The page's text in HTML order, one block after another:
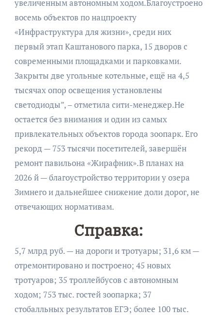
увеличенным автономным ходом.Благоустроено
восемь объектов по нацпроекту
«Инфраструктура для жизни», среди них
первый этап Каштанового парка, 15 дворов с
современными площадками и парковками.
Закрыты две угольные котельные, ещё на 4,5
тысячах опор освещения установлены
светодиоды”, – отметила сити-менеджер.Не
остается без внимания и один из самых
привлекательных объектов города зоопарк. Его
рекорд — 753 тысячи посетителей, завершён
ремонт павильона «Жирафник».В планах на
2026 й — благоустройство территории у озера
Зимнего и дальнейшее снижение доли дорог, не
отвечающих нормативам.
Справка:
5,7 млрд руб. — на дороги и тротуары; 31,6 км —
отремонтировано и построено; 45 новых
тротуаров; 35 троллейбусов с автономным
ходом; 753 тыс. гостей зоопарка; 37
стобалльных результатов ЕГЭ; более 100 тыс.